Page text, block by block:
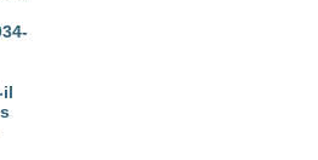
il